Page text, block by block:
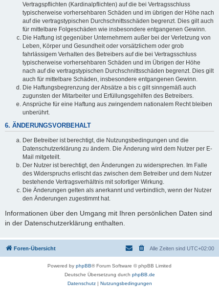
Vertragspflichten (Kardinalpflichten) auf die bei Vertragsschluss
typischerweise vorhersehbaren Schäden und im übrigen der Höhe nach
auf die vertragstypischen Durchschnittsschäden begrenzt. Dies gilt auch
für mittelbare Folgeschäden wie insbesondere entgangenen Gewinn.
Die Haftung ist gegenüber Unternehmern außer bei der Verletzung von
Leben, Körper und Gesundheit oder vorsätzlichem oder grob
fahrlässigem Verhalten des Betreibers auf die bei Vertragsschluss
typischerweise vorhersehbaren Schäden und im Übrigen der Höhe
nach auf die vertragstypischen Durchschnittsschäden begrenzt. Dies gilt
auch für mittelbare Schäden, insbesondere entgangenen Gewinn.
Die Haftungsbegrenzung der Absätze a bis c gilt sinngemäß auch
zugunsten der Mitarbeiter und Erfüllungsgehilfen des Betreibers.
Ansprüche für eine Haftung aus zwingendem nationalem Recht bleiben
unberührt.
6. ÄNDERUNGSVORBEHALT
Der Betreiber ist berechtigt, die Nutzungsbedingungen und die
Datenschutzerklärung zu ändern. Die Änderung wird dem Nutzer per E-
Mail mitgeteilt.
Der Nutzer ist berechtigt, den Änderungen zu widersprechen. Im Falle
des Widerspruchs erlischt das zwischen dem Betreiber und dem Nutzer
bestehende Vertragsverhältnis mit sofortiger Wirkung.
Die Änderungen gelten als anerkannt und verbindlich, wenn der Nutzer
den Änderungen zugestimmt hat.
Informationen über den Umgang mit Ihren persönlichen Daten sind
in der Datenschutzerklärung enthalten.
Foren-Übersicht Alle Zeiten sind UTC+02:00
Powered by phpBB® Forum Software © phpBB Limited
Deutsche Übersetzung durch phpBB.de
Datenschutz| Nutzungsbedingungen